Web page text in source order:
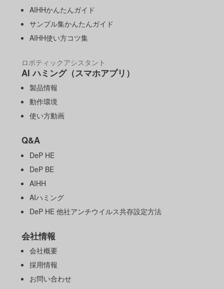
AIHHかんたんガイド
サンプル集かんたんガイド
AIHH使い方コツ集
ロボティックアシスタント
AI ハミング（スマホアプリ）
製品情報
動作環境
使い方動画
Q&A
DeP HE
DeP BE
AIHH
AIハミング
DeP HE 他社アンチウイルス共存設定方法
会社情報
会社概要
採用情報
お問い合わせ